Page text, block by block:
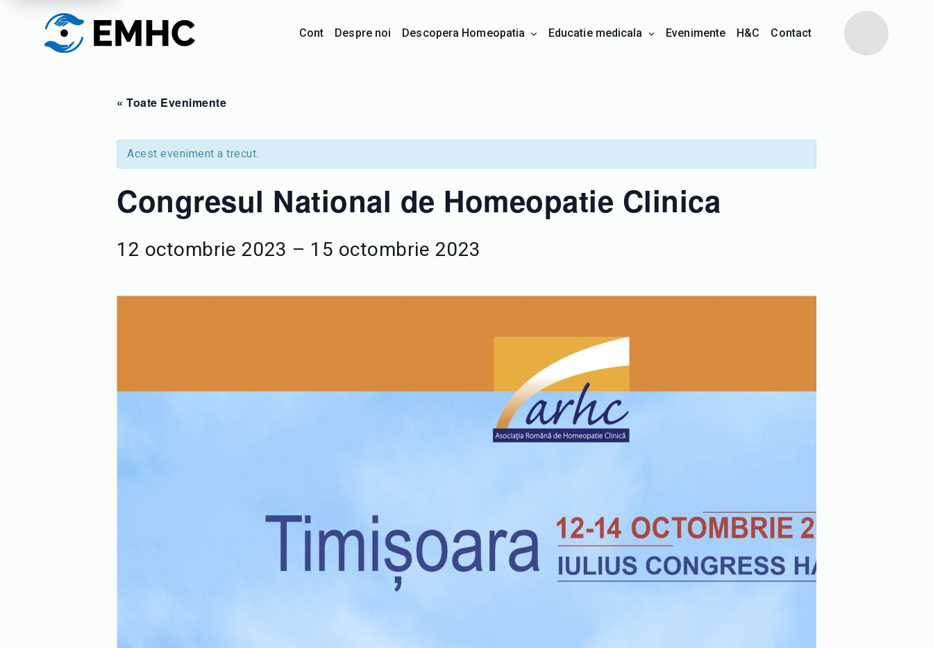
Cont Despre noi Descopera Homeopatia Educatie medicala Evenimente H&C Contact
« Toate Evenimente
Acest eveniment a trecut.
Congresul National de Homeopatie Clinica
12 octombrie 2023 – 15 octombrie 2023